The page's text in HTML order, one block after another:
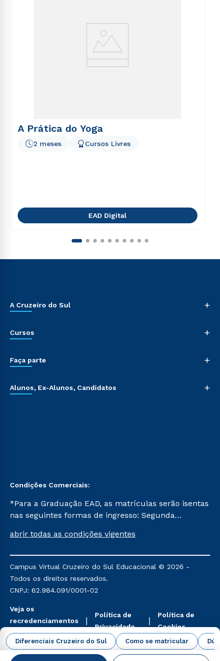
Diferenciais Cruzeiro do Sul Como se matricular
A Prática do Yoga
2 meses Cursos Livres
EAD Digital
A Cruzeiro do Sul +
Cursos +
Faça parte +
Alunos, Ex-Alunos, Candidatos +
Condições Comerciais:
*Para a Graduação EAD, as matrículas serão isentas
nas seguintes formas de ingresso: Segunda
Já para as demais, a taxa de matrícula será de R$
mencionadas são referentes aos cursos: Ensino
Religioso, Geografia para a Docência e Metodologia
do Ensino de História: Questões Atuais.
abrir todas as condições vigentes
Campus Virtual Cruzeiro do Sul Educacional © 2026 -
Todos os direitos reservados.
CNPJ: 62.984.091/0001-02
Veja os
recredenciamentos
aqui
Política de
Privacidade
Política de
Cookies